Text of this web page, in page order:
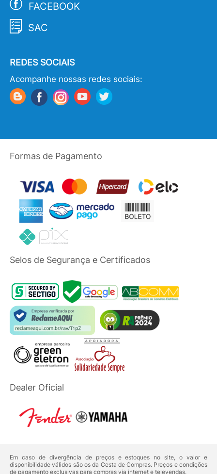
FACEBOOK
SAC
REDES SOCIAIS
Acompanhe nossas redes sociais:
Formas de Pagamento
Selos de Segurança e Certificados
Dealer Oficial
Em caso de divergência de preços e estoques no site, o valor e
disponibilidade válidos são os da Cesta de Compras. Preços e condições
de pagamento exclusivas para compras via internet e televendas.